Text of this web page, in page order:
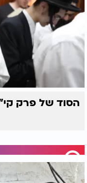
הסוד של פרק